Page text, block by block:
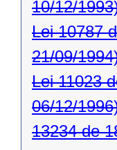
10/12/
Lei 10787
21/09/
Lei 11023
06/12/
13234 de